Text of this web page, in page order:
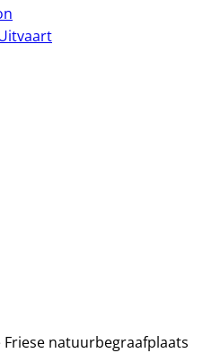
Friese natuurbegraafplaats